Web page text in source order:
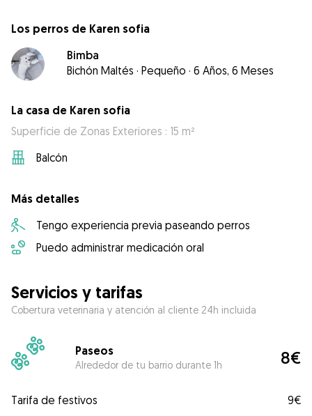
Los perros de Karen sofia
Bimba
Bichón Maltés · Pequeño · 6 Años, 6 Meses
La casa de Karen sofia
Superficie de Zonas Exteriores : 15 m²
Balcón
Más detalles
Tengo experiencia previa paseando perros
Puedo administrar medicación oral
Servicios y tarifas
Cobertura veterinaria y atención al cliente 24h incluida
Paseos
Alrededor de tu barrio durante 1h 8€
Tarifa de festivos
9€